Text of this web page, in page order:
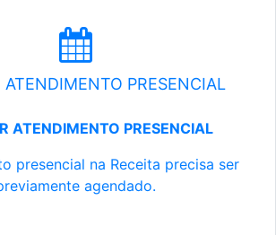
ATENDIMENTO PRESENCIAL
ATENDIMENTO PRESENCIAL
presencial na Receita precisa ser
agendado.